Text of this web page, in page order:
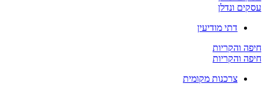
עסקים ונדלן
דתי מודיעין
חיפה והקריות
חיפה והקריות
צרכנות מקומית